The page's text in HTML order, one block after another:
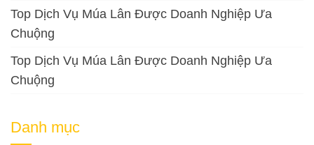
Top Dịch Vụ Múa Lân Được Doanh Nghiệp Ưa
Chuộng
Top Dịch Vụ Múa Lân Được Doanh Nghiệp Ưa
Chuộng
Danh mục